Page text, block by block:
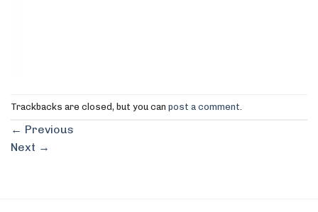
Trackbacks are closed, but you can post a comment
← Previous
Next →